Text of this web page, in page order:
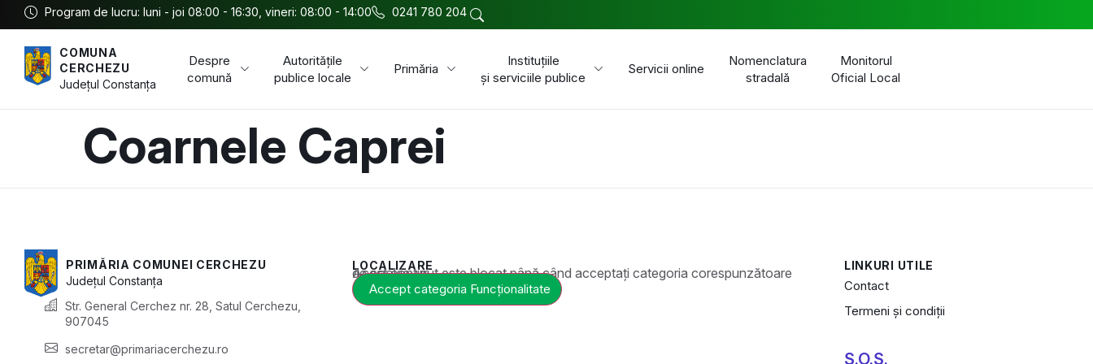
Program de lucru: luni - joi 08:00 - 16:30, vineri: 08:00 - 14:00 0241 780 204
COMUNA
CERCHEZU
JudețulConstanța
Despre
comună
Autoritățile
publice locale
Primăria
Instituțiile
și serviciile publice
Servicii online
Nomenclatura
stradală
Monitorul
Oficial Local
Coarnele Caprei
PRIMĂRIA COMUNEI CERCHEZU
JudețulConstanța
Str. General Cerchez nr. 28, Satul Cerchezu,
907045
secretar@primariacerchezu.ro
LOCALIZARE
Acest conținut este blocat până când acceptați categoria corespunzătoare de cookie-uri.
Accept categoria Funcționalitate
LINKURI UTILE
Contact
Termeni și condiții
S.O.S.